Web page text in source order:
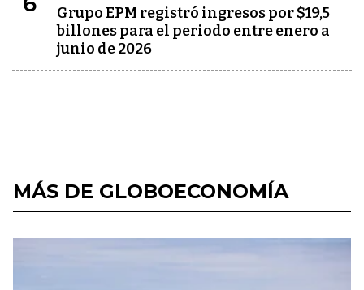
Grupo EPM registró ingresos por $19,5
billones para el periodo entre enero a
junio de 2026
MÁS DE GLOBOECONOMÍA